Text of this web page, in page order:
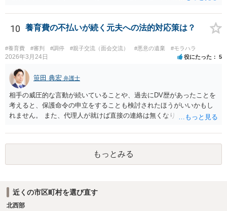
す。 精神的なご負担も大きいと思いますが、担当の弁護士とよく相談
しながら手続を進めてください。
10 養育費の不払いが続く元夫への法的対応策は？
#養育費 #審判 #調停 #親子交流（面会交流） #悪意の遺棄 #モラハラ
2026年3月24日 役にたった 5
笹田 典宏 弁護士
相手の威圧的な言動が続いていることや、過去にDV歴があったことを
考えると、保護命令の申立をすることも検討されたほうがいいかもし
れません。 また、代理人が就けば直接の連絡は無くなりますので、ご
やりとりが相当ご心労になっていると見受けられますので、一度弁護
士や行政の相談窓口にご相談されることをお勧め致します。
もっとみる
近くの市区町村を選び直す
北西部